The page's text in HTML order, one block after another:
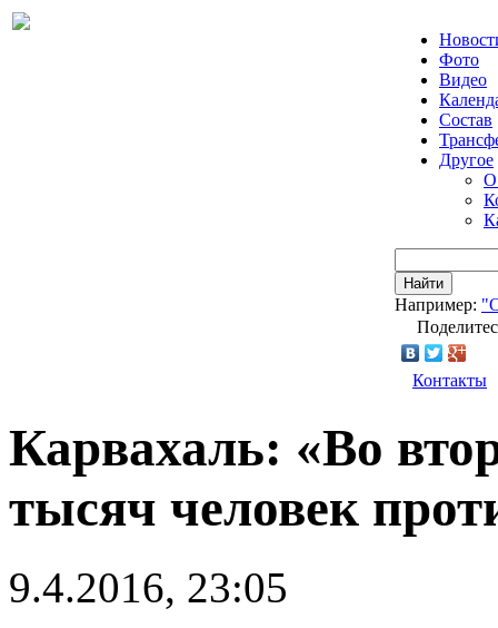
Фото
Видео
Состав
Другое
О
Найти
Например:
Контакты
Карвахаль: «Во
тысяч человек
9.4.2016, 23:05